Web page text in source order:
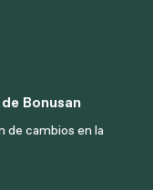
Bonusan
de cambios en la